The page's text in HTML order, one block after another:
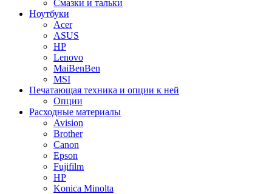
Смазки и тальки
Ноутбуки
Acer
ASUS
HP
Lenovo
MaiBenBen
MSI
Печатающая техника и опции к ней
Опции
Расходные материалы
Avision
Brother
Canon
Epson
Fujifilm
HP
Konica Minolta